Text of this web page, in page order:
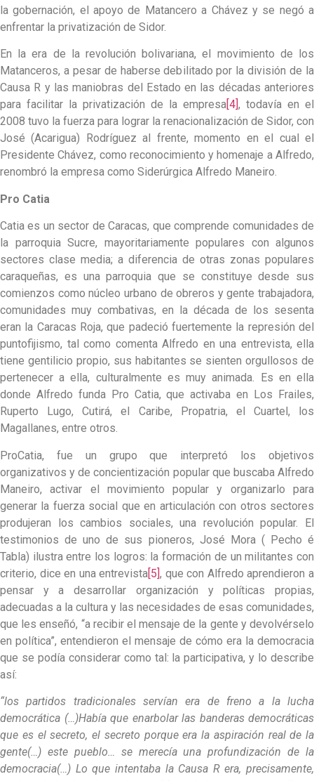
la gobernación, el apoyo de Matancero a Chávez y se negó a
enfrentar la privatización de Sidor.
En la era de la revolución bolivariana, el movimiento de los
Matanceros, a pesar de haberse debilitado por la división de la
Causa R y las maniobras del Estado en las décadas anteriores
para facilitar la privatización de la empresa [4] , todavía en el
2008 tuvo la fuerza para lograr la renacionalización de Sidor, con
José (Acarigua) Rodríguez al frente, momento en el cual el
Presidente Chávez, como reconocimiento y homenaje a Alfredo,
renombró la empresa como Siderúrgica Alfredo Maneiro.
Pro Catia
Catia es un sector de Caracas, que comprende comunidades de
la parroquia Sucre, mayoritariamente populares con algunos
sectores clase media; a diferencia de otras zonas populares
caraqueñas, es una parroquia que se constituye desde sus
comienzos como núcleo urbano de obreros y gente trabajadora,
comunidades muy combativas, en la década de los sesenta
eran la Caracas Roja, que padeció fuertemente la represión del
puntofijismo, tal como comenta Alfredo en una entrevista, ella
tiene gentilicio propio, sus habitantes se sienten orgullosos de
pertenecer a ella, culturalmente es muy animada. Es en ella
donde Alfredo funda Pro Catia, que activaba en Los Frailes,
Ruperto Lugo, Cutirá, el Caribe, Propatria, el Cuartel, los
Magallanes, entre otros.
ProCatia, fue un grupo que interpretó los objetivos
organizativos y de concientización popular que buscaba Alfredo
Maneiro, activar el movimiento popular y organizarlo para
generar la fuerza social que en articulación con otros sectores
produjeran los cambios sociales, una revolución popular. El
testimonios de uno de sus pioneros, José Mora ( Pecho é
Tabla) ilustra entre los logros: la formación de un militantes con
criterio, dice en una entrevista[5], que con Alfredo aprendieron a
pensar y a desarrollar organización y políticas propias,
adecuadas a la cultura y las necesidades de esas comunidades,
que les enseñó, “a recibir el mensaje de la gente y devolvérselo
en política”, entendieron el mensaje de cómo era la democracia
que se podía considerar como tal: la participativa, y lo describe
así:
“los partidos tradicionales servían era de freno a la lucha
democrática (…)Había que enarbolar las banderas democráticas
que es el secreto, el secreto porque era la aspiración real de la
gente(…) este pueblo… se merecía una profundización de la
democracia(…) Lo que intentaba la Causa R era, precisamente,